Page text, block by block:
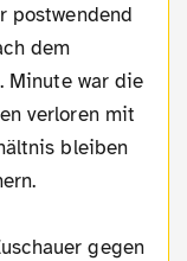
postwendend
dem
Minute war die
verloren mit
bleiben
gegen